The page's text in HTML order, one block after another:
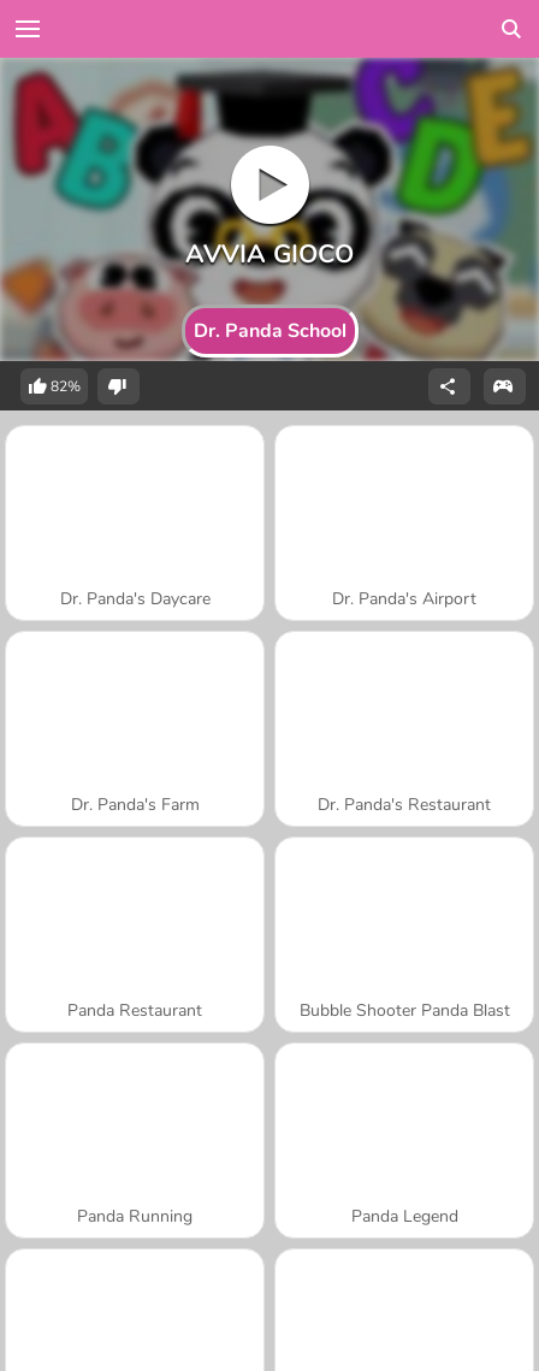
Dr. Panda School
82%
Dr. Panda's Daycare Dr. Panda's Airport
Dr. Panda's Farm Dr. Panda's Restaurant
Panda Restaurant Bubble Shooter Panda Blast
Panda Running Panda Legend